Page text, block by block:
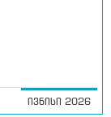
ივნისი 2026